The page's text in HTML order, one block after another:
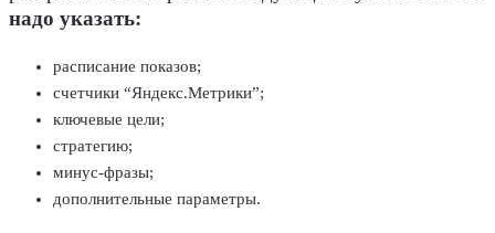
надо указать:
расписание показов;
счетчики “Яндекс.Метрики”;
ключевые цели;
стратегию;
минус-фразы;
дополнительные параметры.